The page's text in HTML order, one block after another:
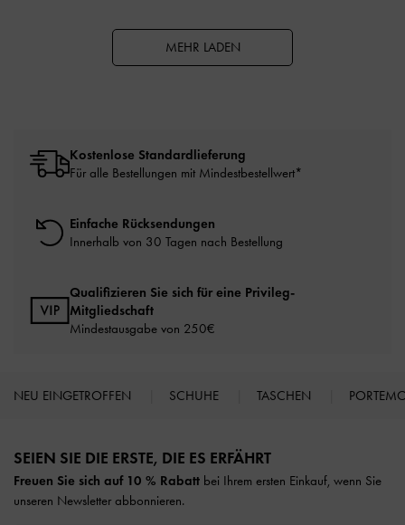
MEHR LADEN
Kostenlose Standardlieferung
Für alle Bestellungen mit Mindestbestellwert*
Einfache Rücksendungen
Innerhalb von 30 Tagen nach Bestellung
Qualifizieren Sie sich für eine Privileg-
Mitgliedschaft
Mindestausgabe von 250€
NEU EINGETROFFEN SCHUHE TASCHEN
SEIEN SIE DIE ERSTE, DIE ES ERFÄHRT​
Freuen Sie sich auf 10 % Rabatt bei Ihrem ersten Einkauf, wenn Sie
unseren Newsletter abbonnieren.​